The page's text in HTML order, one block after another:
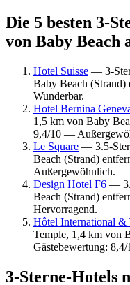
Die 5 besten 3-
von Baby Beach
Hotel Suisse — 3-
Baby Beach
Wunderbar.
Hotel Bernina
1,5 km von Baby
9,4/10 —
Le Square — 3.5-
Beach (Strand)
Außergewöhnlich.
Design Hotel F6 —
Beach (Strand)
Hervorragend.
Hôtel International &
Temple, 1,4 km von
Gästebewertung:
3-Sterne-Hotels